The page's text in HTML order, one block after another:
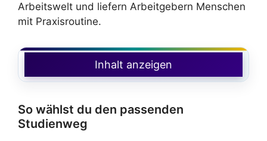
Arbeitswelt und liefern Arbeitgebern Menschen
mit Praxisroutine.
Inhalt anzeigen
So wählst du den passenden
Studienweg